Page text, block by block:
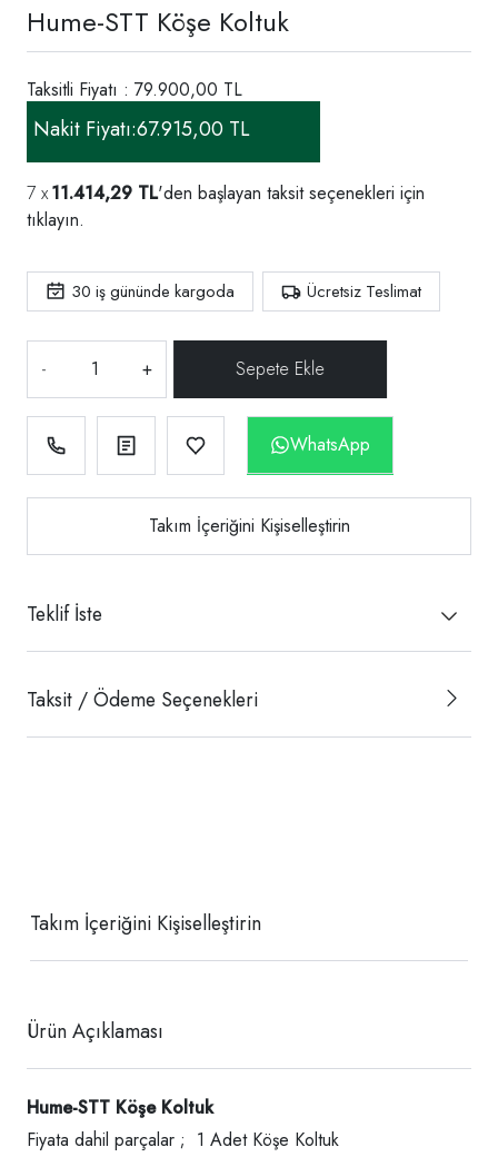
Hume-STT Köşe Koltuk
Taksitli Fiyatı : 79.900,00 TL
Nakit Fiyatı:67.915,00 TL
11.414,29 TL'den başlayan taksit seçenekleri için
tıklayın.
30 iş gününde kargoda Ücretsiz Teslimat
- +
WhatsApp
Takım İçeriğini Kişiselleştirin
Teklif İste
Taksit / Ödeme Seçenekleri
Takım İçeriğini Kişiselleştirin
Ürün Açıklaması
Hume-STT Köşe Koltuk
Fiyata dahil parçalar ; 1 Adet Köşe Koltuk